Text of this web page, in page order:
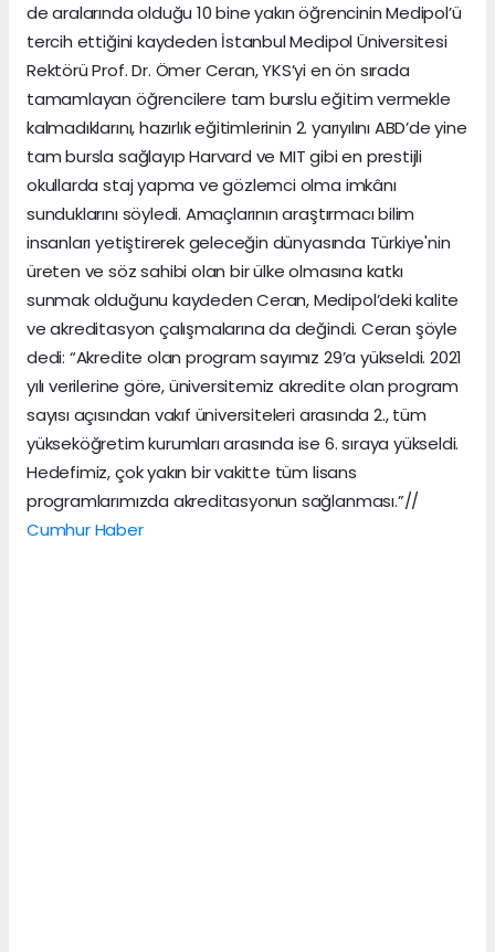
de aralarında olduğu 10 bine yakın öğrencinin Medipol’ü
tercih ettiğini kaydeden İstanbul Medipol Üniversitesi
Rektörü Prof. Dr. Ömer Ceran, YKS’yi en ön sırada
tamamlayan öğrencilere tam burslu eğitim vermekle
kalmadıklarını, hazırlık eğitimlerinin 2. yarıyılını ABD’de yine
tam bursla sağlayıp Harvard ve MIT gibi en prestijli
okullarda staj yapma ve gözlemci olma imkânı
sunduklarını söyledi. Amaçlarının araştırmacı bilim
insanları yetiştirerek geleceğin dünyasında Türkiye'nin
üreten ve söz sahibi olan bir ülke olmasına katkı
sunmak olduğunu kaydeden Ceran, Medipol’deki kalite
ve akreditasyon çalışmalarına da değindi. Ceran şöyle
dedi: “Akredite olan program sayımız 29’a yükseldi. 2021
yılı verilerine göre, üniversitemiz akredite olan program
sayısı açısından vakıf üniversiteleri arasında 2., tüm
yükseköğretim kurumları arasında ise 6. sıraya yükseldi.
Hedefimiz, çok yakın bir vakitte tüm lisans
programlarımızda akreditasyonun sağlanması.”//
Cumhur Haber